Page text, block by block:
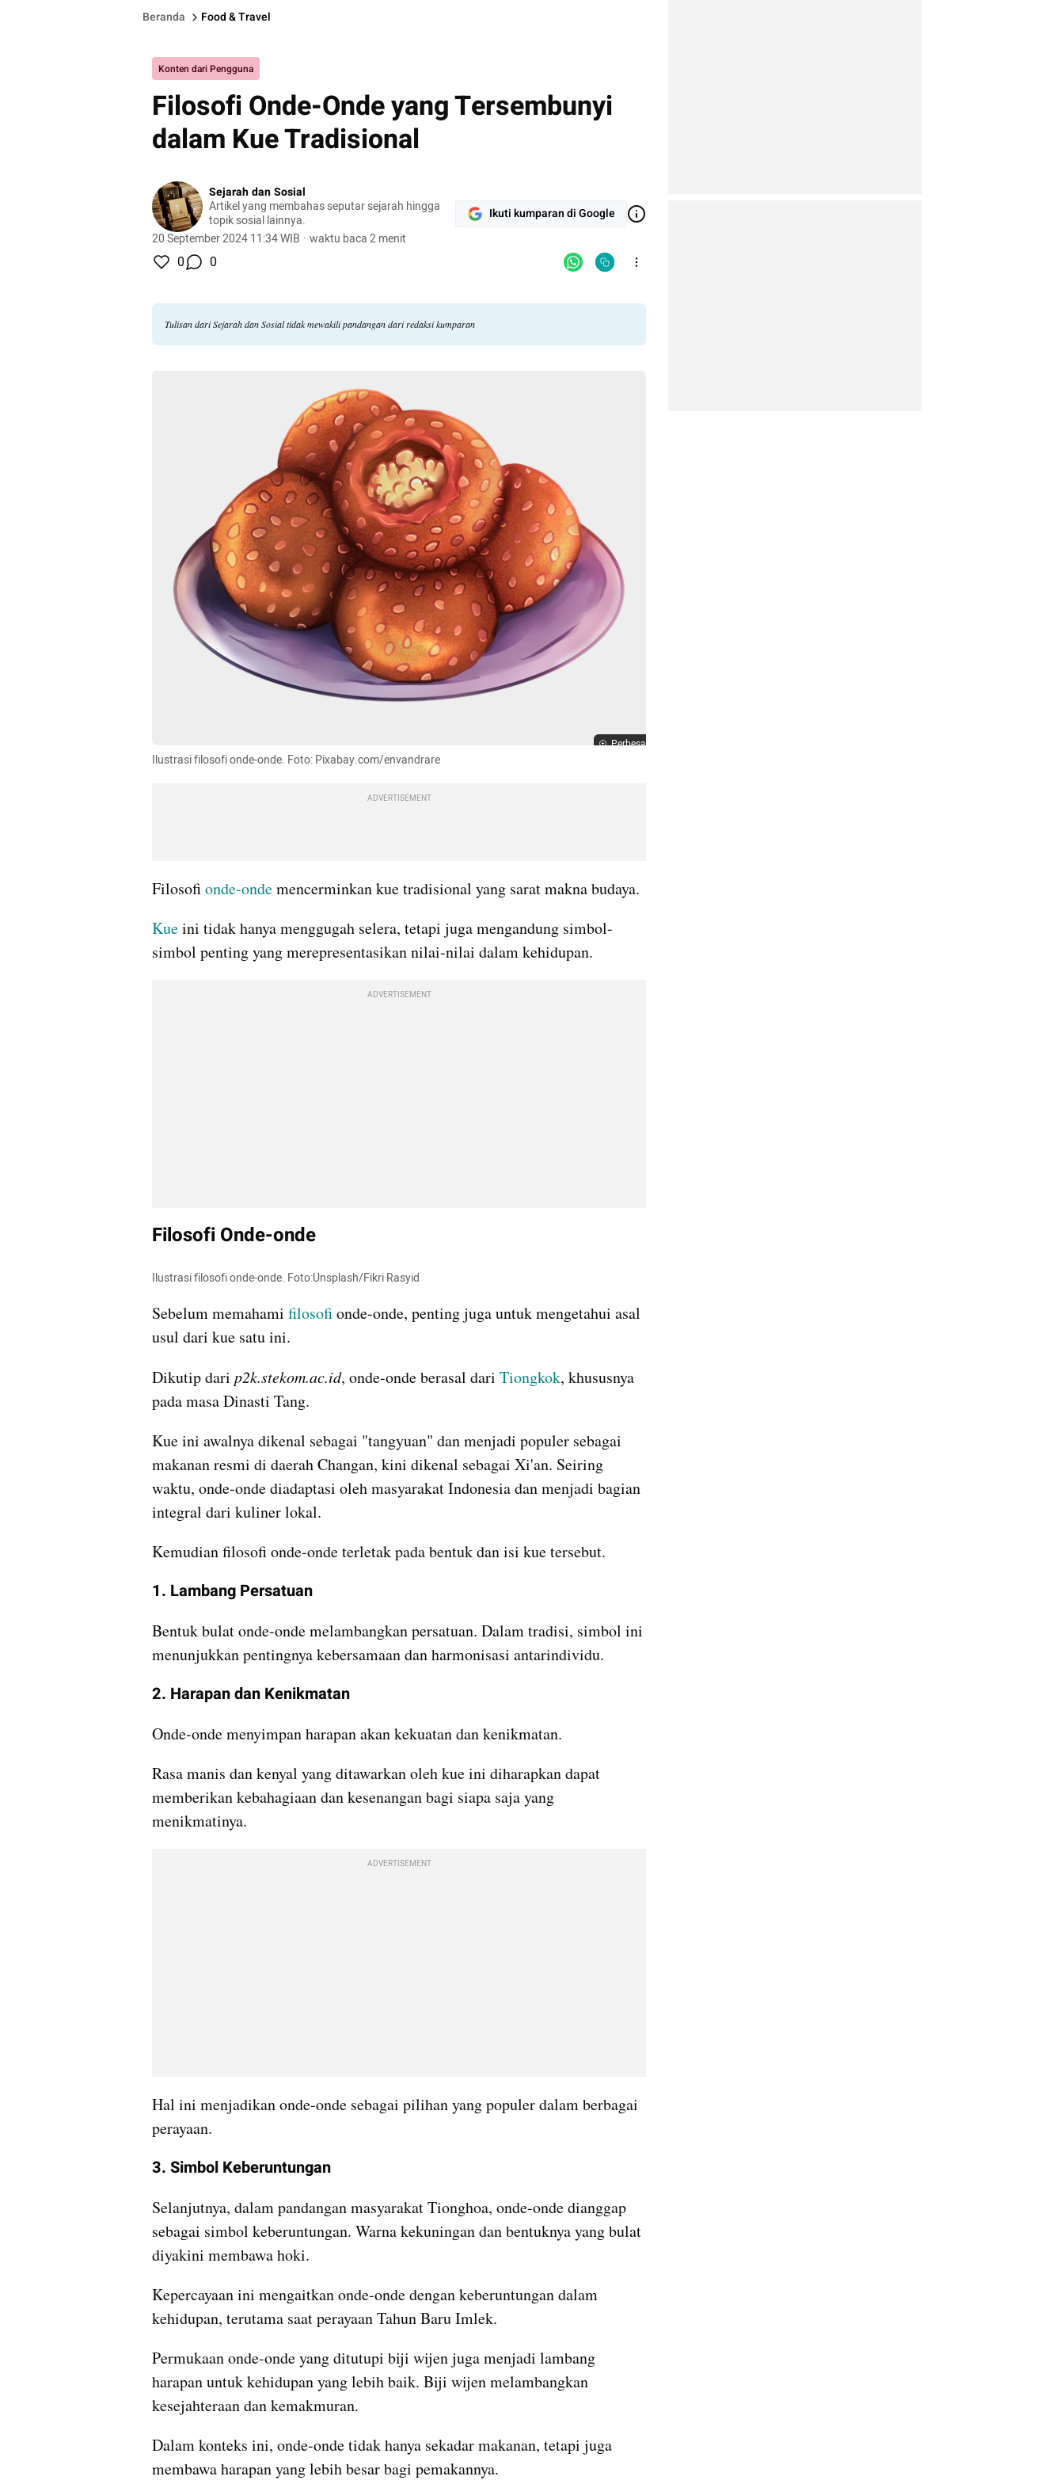
Beranda Food & Travel
Konten dari Pengguna
Filosofi Onde-Onde yang Tersembunyi
dalam Kue Tradisional
Sejarah dan Sosial
Artikel yang membahas seputar sejarah hingga
topik sosial lainnya.
20 September 2024 11:34 WIB · waktu baca 2 menit
Ikuti kumparan di Google
0 0
Tulisan dari Sejarah dan Sosial tidak mewakili pandangan dari redaksi kumparan
Perbesar
Ilustrasi filosofi onde-onde. Foto: Pixabay.com/envandrare
ADVERTISEMENT
Filosofi onde-onde mencerminkan kue tradisional yang sarat makna budaya.
Kue ini tidak hanya menggugah selera, tetapi juga mengandung simbol-
simbol penting yang merepresentasikan nilai-nilai dalam kehidupan.
ADVERTISEMENT
Filosofi Onde-onde
Ilustrasi filosofi onde-onde. Foto:Unsplash/Fikri Rasyid
Sebelum memahami filosofi onde-onde, penting juga untuk mengetahui asal
usul dari kue satu ini.
Dikutip dari p2k.stekom.ac.id, onde-onde berasal dari Tiongkok, khususnya
pada masa Dinasti Tang.
Kue ini awalnya dikenal sebagai "tangyuan" dan menjadi populer sebagai
makanan resmi di daerah Changan, kini dikenal sebagai Xi'an. Seiring
waktu, onde-onde diadaptasi oleh masyarakat Indonesia dan menjadi bagian
integral dari kuliner lokal.
Kemudian filosofi onde-onde terletak pada bentuk dan isi kue tersebut.
1. Lambang Persatuan
Bentuk bulat onde-onde melambangkan persatuan. Dalam tradisi, simbol ini
menunjukkan pentingnya kebersamaan dan harmonisasi antarindividu.
2. Harapan dan Kenikmatan
Onde-onde menyimpan harapan akan kekuatan dan kenikmatan.
Rasa manis dan kenyal yang ditawarkan oleh kue ini diharapkan dapat
memberikan kebahagiaan dan kesenangan bagi siapa saja yang
menikmatinya.
ADVERTISEMENT
Hal ini menjadikan onde-onde sebagai pilihan yang populer dalam berbagai
perayaan.
3. Simbol Keberuntungan
Selanjutnya, dalam pandangan masyarakat Tionghoa, onde-onde dianggap
sebagai simbol keberuntungan. Warna kekuningan dan bentuknya yang bulat
diyakini membawa hoki.
Kepercayaan ini mengaitkan onde-onde dengan keberuntungan dalam
kehidupan, terutama saat perayaan Tahun Baru Imlek.
Permukaan onde-onde yang ditutupi biji wijen juga menjadi lambang
harapan untuk kehidupan yang lebih baik. Biji wijen melambangkan
kesejahteraan dan kemakmuran.
Dalam konteks ini, onde-onde tidak hanya sekadar makanan, tetapi juga
membawa harapan yang lebih besar bagi pemakannya.